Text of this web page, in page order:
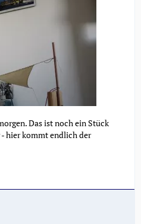
Das ist noch ein Stück
- hier kommt endlich der